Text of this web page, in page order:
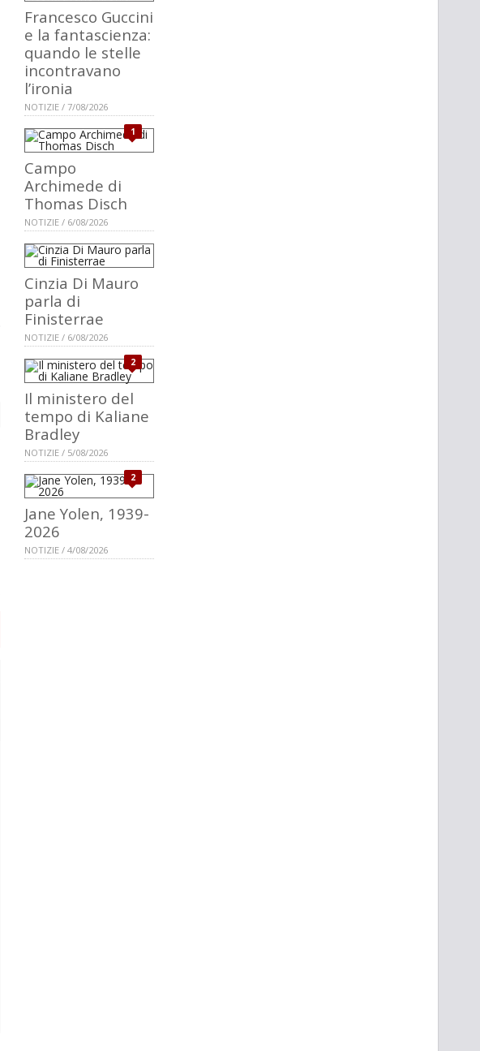
Francesco Guccini
e la fantascienza:
quando le stelle
incontravano
l’ironia
NOTIZIE / 7/08/2026
1
Campo
Archimede di
Thomas Disch
NOTIZIE / 6/08/2026
Cinzia Di Mauro
parla di
Finisterrae
NOTIZIE / 6/08/2026
2
Il ministero del
tempo di Kaliane
Bradley
NOTIZIE / 5/08/2026
2
Jane Yolen, 1939-
2026
NOTIZIE / 4/08/2026